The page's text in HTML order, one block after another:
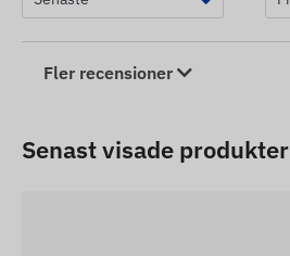
Fler recensioner
Senast visade produkter